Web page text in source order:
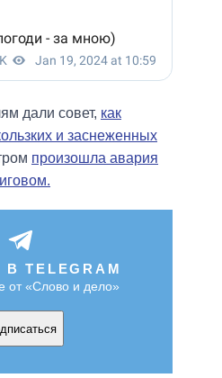
дали совет, как
и заснеженных
произошла авария
TELEGRAM
от «Слово и дело»